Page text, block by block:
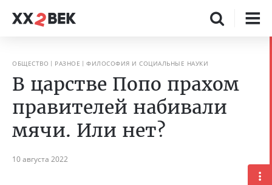
ОБЩЕСТВО РАЗНОЕ ФИЛОСОФИЯ И СОЦИАЛЬНЫЕ НАУКИ
В царстве Попо прахом
правителей набивали
мячи. Или нет?
10 августа 2022